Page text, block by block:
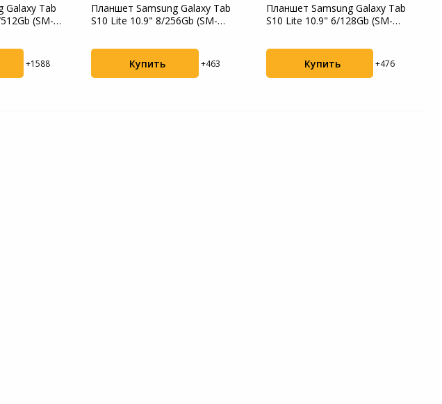
Galaxy Tab
(SM-
+1588
Планшет Samsung Galaxy Tab
S10 Lite 10.9" 8/256Gb (SM-
Купить +463
Планшет Samsung Galaxy Tab
S10 Lite 10.9" 6/128Gb (SM-
Купить +476